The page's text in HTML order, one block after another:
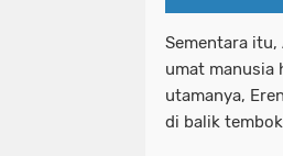
Sementara
umat manusia
utamanya,
di balik